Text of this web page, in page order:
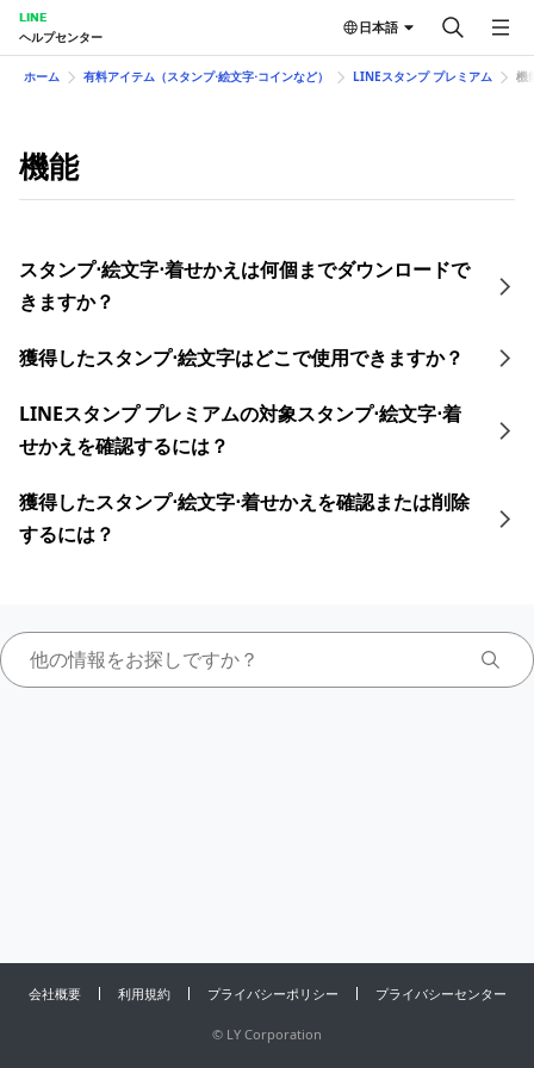
LINE
ヘルプセンター
日本語
ホーム 有料アイテム（スタンプ⋅絵文字⋅コインなど） LINEスタンプ プレミアム 機
機能
スタンプ⋅絵文字⋅着せかえは何個までダウンロードで
きますか？
獲得したスタンプ⋅絵文字はどこで使用できますか？
LINEスタンプ プレミアムの対象スタンプ⋅絵文字⋅着
せかえを確認するには？
獲得したスタンプ⋅絵文字⋅着せかえを確認または削除
するには？
会社概要 利用規約 プライバシーポリシー プライバシーセンター
© LY Corporation